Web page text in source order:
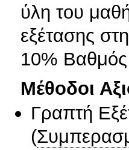
ύλη του
εξέτασης
10%
Μέθοδοι
Γραπτή
(